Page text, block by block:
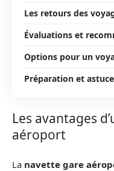
Les retours des
Évaluations et
Options pour un
Préparation et
Les avantages
aéroport
La navette gare